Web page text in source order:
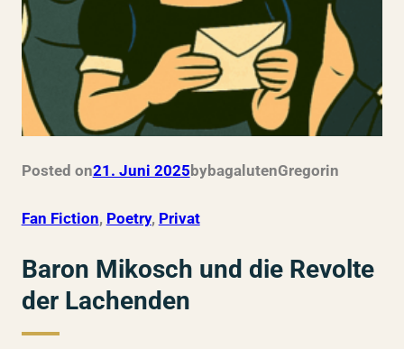
Posted on21. Juni 2025bybagalutenGregorin
Fan Fiction, Poetry, Privat
Baron Mikosch und die Revolte
der Lachenden